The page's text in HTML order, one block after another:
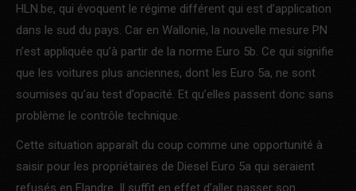
HLN.be, qui évoquent le régime différent qui est d’application
dans le sud du pays. Car en Wallonie, la nouvelle mesure PN
n’est appliquée qu’à partir de la norme Euro 5b. Ce qui signifie
que les voitures plus anciennes, dont les Euro 5a, ne sont
soumises qu’au test d’opacité. Et qu’elles passent donc sans
problème le contrôle technique.
Cette situation apparaît du coup comme une opportunité à
saisir pour les propriétaires de Diesel Euro 5a qui seraient
refusés en Flandre. Il suffit en effet d’aller passer son